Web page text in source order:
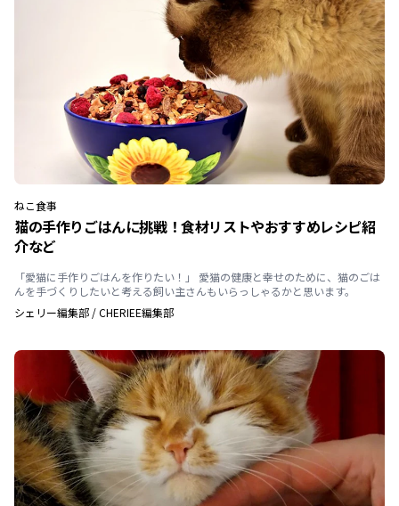
ねこ食事
猫の手作りごはんに挑戦！食材リストやおすすめレシピ紹
介など
「愛猫に手作りごはんを作りたい！」 愛猫の健康と幸せのために、猫のごは
んを手づくりしたいと考える飼い主さんもいらっしゃるかと思います。
シェリー編集部 /CHERIEE編集部